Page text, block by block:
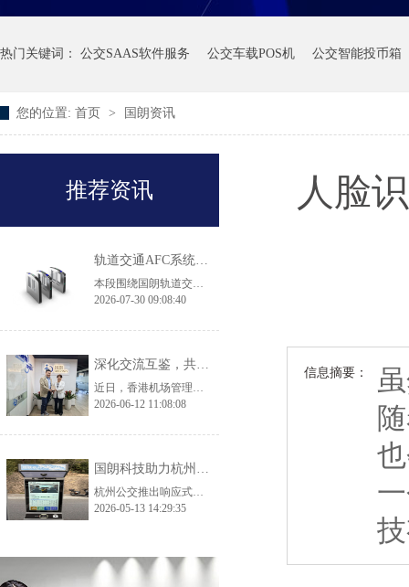
热门关键词： 公交SAAS软件服务 公交车载POS机 公交智能投币箱
您的位置: 首页 > 国朗资讯
人脸
信息摘要：
推荐资讯
轨道交通AFC系统产品·常见问答
本段围绕国朗轨道交通 AFC 闸机、自助售票机选型常见问题作出解答：翼闸适配高客流地铁换乘大站，拍打门机身轻薄，适用于客流平缓线路及实名制核验场景；43 寸大屏 TVM 售票机兼容境内外多种支付方式，可落地跨境交通枢纽项目；无障碍通行无需单独采购设备，直接选用原厂 900mm 加宽通道闸机即可满足轮椅、大件行李通行规范，两款闸机都具备消防、断电自动放行的安全配置。
2026-07-30 09:08:40
深化交流互鉴，共促品质升级｜香港机场管理局莅临国朗科技参观考察
近日，香港机场管理局考察团一行莅临国朗科技开展实地参观考察与深度交流，公司核心管理层及相关业务、技术负责人全程陪同接待。考察团先后走进公司生产加工厂、总部办公及产品展示中心，全方位、多角度调研公司生产实力、品控体系与核心产品体系，为双方后续深化交流、探索合作契机奠定了坚实基础。 考察首站，香港机场管理局考察团深入国朗科技加工厂生产一线，实地走访生产车间、工艺加工区、品质检测区等核心区域。在参观过
2026-06-12 11:08:08
国朗科技助力杭州预约公交——打造城市智慧出行新范式
杭州公交推出响应式智慧出行方案，通过AI调度和分时运营解决运力不足与空驶问题，实现高效、便捷、全龄友好的城市出行。
2026-05-13 14:29:35